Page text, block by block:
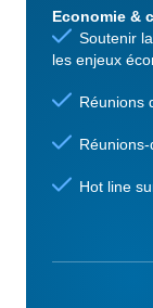
Economie &
Soutenir
les enjeux
Réunions
Hot line